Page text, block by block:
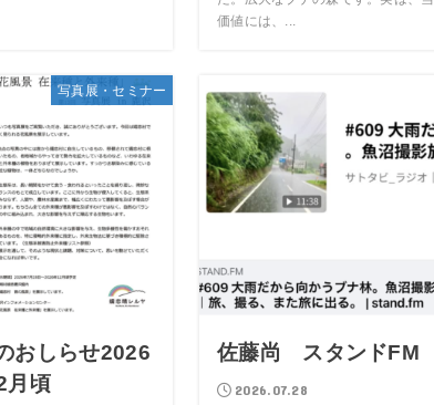
価値には、...
写真展・セミナー
おしらせ2026
月頃
佐藤尚 スタンドFM
2026.07.28